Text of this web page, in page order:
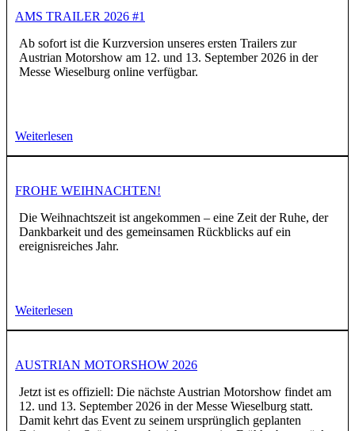
AMS TRAILER 2026 #1
Ab sofort ist die Kurzversion unseres ersten Trailers zur
Austrian Motorshow am 12. und 13. September 2026 in der
Messe Wieselburg online verfügbar.
Weiterlesen
FROHE WEIHNACHTEN!
Die Weihnachtszeit ist angekommen – eine Zeit der Ruhe, der
Dankbarkeit und des gemeinsamen Rückblicks auf ein
ereignisreiches Jahr.
Weiterlesen
AUSTRIAN MOTORSHOW 2026
Jetzt ist es offiziell: Die nächste Austrian Motorshow findet am
12. und 13. September 2026 in der Messe Wieselburg statt.
Damit kehrt das Event zu seinem ursprünglich geplanten